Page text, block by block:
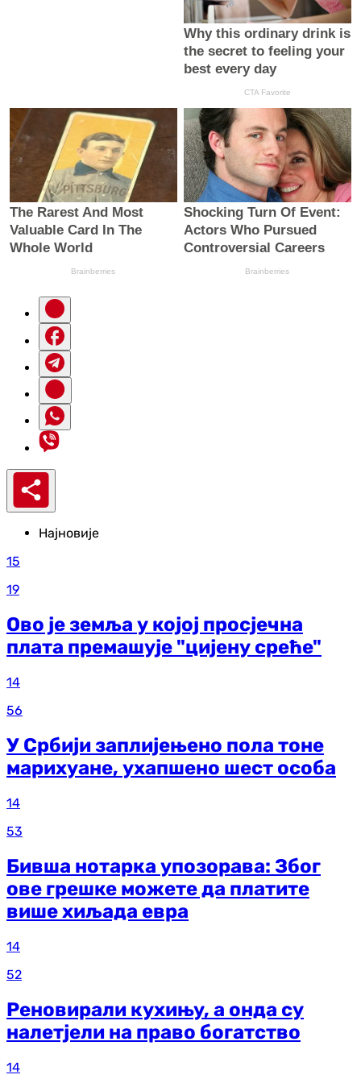
Најновије
15
19
Ово је земља у којој просјечна
плата премашује "цијену среће"
14
56
У Србији заплијењено пола тоне
марихуане, ухапшено шест особа
14
53
Бивша нотарка упозорава: Због
ове грешке можете да платите
више хиљада евра
14
52
Реновирали кухињу, а онда су
налетјели на право богатство
14